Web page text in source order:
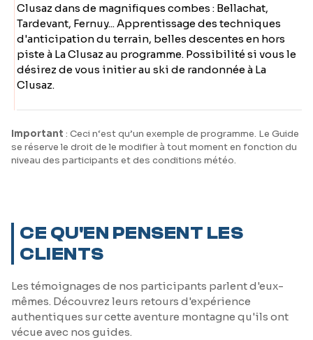
Clusaz dans de magnifiques combes : Bellachat,
Tardevant, Fernuy... Apprentissage des techniques
d'anticipation du terrain, belles descentes en hors
piste à La Clusaz au programme. Possibilité si vous le
désirez de vous initier au ski de randonnée à La
Clusaz.
Important : Ceci n‘est qu’un exemple de programme. Le Guide
se réserve le droit de le modifier à tout moment en fonction du
niveau des participants et des conditions météo.
CE QU'EN PENSENT LES
CLIENTS
Les témoignages de nos participants parlent d'eux-
mêmes. Découvrez leurs retours d'expérience
authentiques sur cette aventure montagne qu'ils ont
vécue avec nos guides.